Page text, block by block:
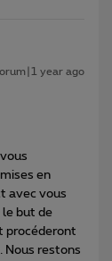
year ago
en
avec vous
le but de
procéderont
Nous restons